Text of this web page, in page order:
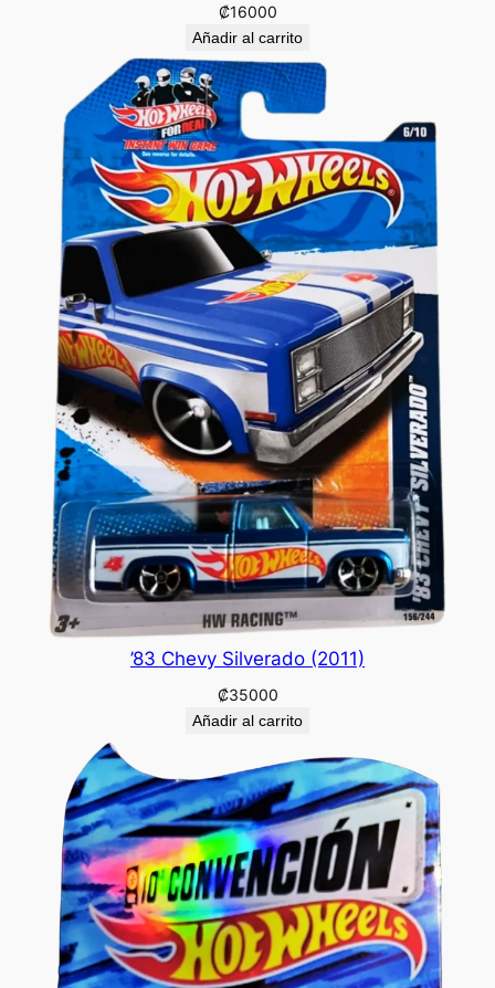
₡16000
Añadir al carrito
’83 Chevy Silverado (2011)
₡35000
Añadir al carrito